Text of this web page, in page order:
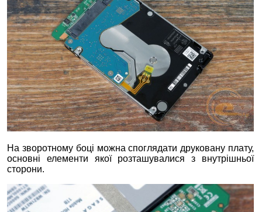
На зворотному боці можна споглядати друковану плату,
основні елементи якої розташувалися з внутрішньої
сторони.